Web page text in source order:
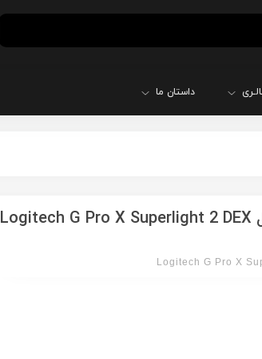
داستان ما
موس لاجیتک مدل Logitech G Pro X Superlight 2 DEX
Logitech G Pro X